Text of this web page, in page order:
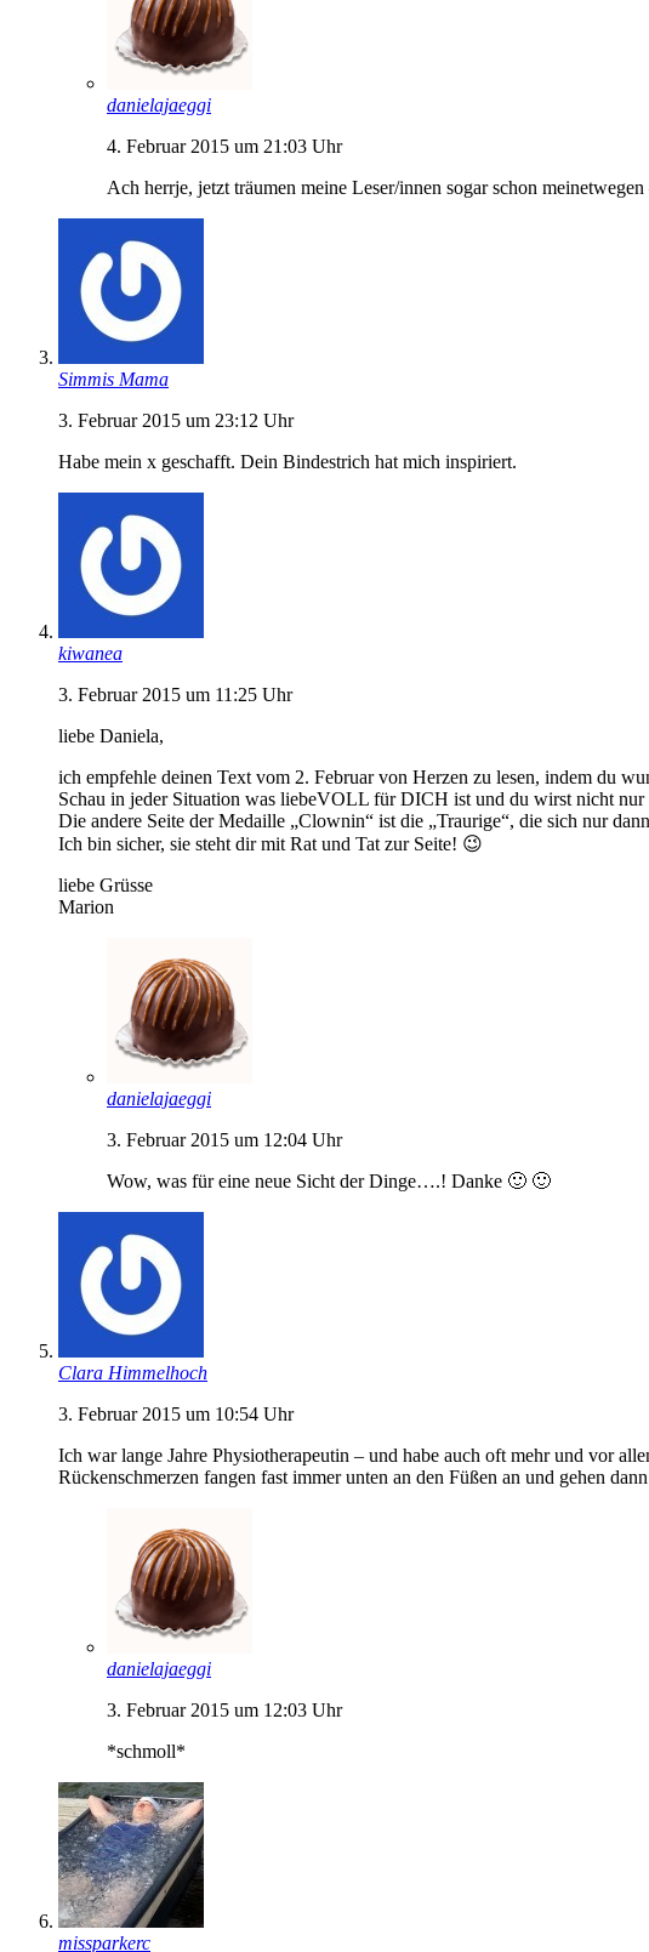
danielajaeggi
4. Februar 2015 um 21:03 Uhr
Ach herrje, jetzt träumen meine Leser/innen sogar schon
Simmis Mama
3. Februar 2015 um 23:12 Uhr
Habe mein x geschafft. Dein Bindestrich hat mich inspiriert.
kiwanea
3. Februar 2015 um 11:25 Uhr
liebe Daniela,
ich empfehle deinen Text vom 2. Februar von Herzen zu lesen, indem du
Schau in jeder Situation was liebeVOLL für DICH ist und du wirst nicht
Die andere Seite der Medaille „Clownin“ ist die „Traurige“, die sich nur
Ich bin sicher, sie steht dir mit Rat und Tat zur Seite! 😉
liebe Grüsse
Marion
danielajaeggi
3. Februar 2015 um 12:04 Uhr
Wow, was für eine neue Sicht der Dinge….! Danke 🙂 🙂
Clara Himmelhoch
3. Februar 2015 um 10:54 Uhr
Ich war lange Jahre Physiotherapeutin – und habe auch oft mehr und vor
Rückenschmerzen fangen fast immer unten an den Füßen an und gehen
danielajaeggi
3. Februar 2015 um 12:03 Uhr
*schmoll*
missparkerc